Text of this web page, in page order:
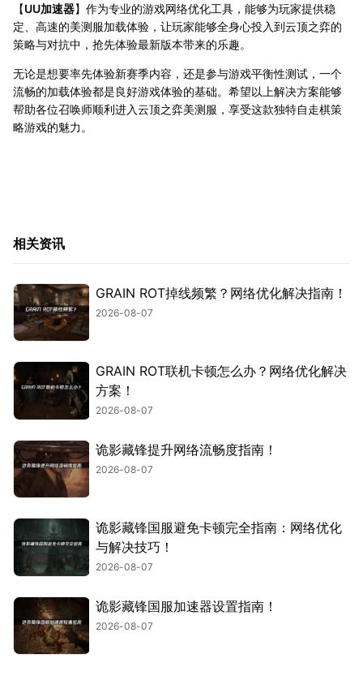
【UU加速器】作为专业的游戏网络优化工具，能够为玩家提供稳
定、高速的美测服加载体验，让玩家能够全身心投入到云顶之弈的
策略与对抗中，抢先体验最新版本带来的乐趣。
无论是想要率先体验新赛季内容，还是参与游戏平衡性测试，一个
流畅的加载体验都是良好游戏体验的基础。希望以上解决方案能够
帮助各位召唤师顺利进入云顶之弈美测服，享受这款独特自走棋策
略游戏的魅力。
相关资讯
GRAIN ROT掉线频繁？网络优化解决指南！
2026-08-07
GRAIN ROT联机卡顿怎么办？网络优化解决
方案！
2026-08-07
诡影藏锋提升网络流畅度指南！
2026-08-07
诡影藏锋国服避免卡顿完全指南：网络优化
与解决技巧！
2026-08-07
诡影藏锋国服加速器设置指南！
2026-08-07